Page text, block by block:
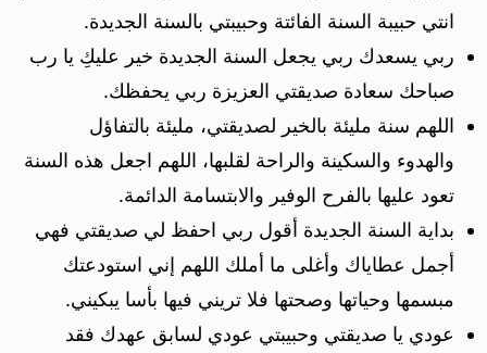
انتي حبيبة السنة الفائتة وحبيبتي بالسنة الجديدة.
ربي يسعدك ربي يجعل السنة الجديدة خير عليكِ يا رب
صباحك سعادة صديقتي العزيزة ربي يحفظك.
اللهم سنة مليئة بالخير لصديقتي، مليئة بالتفاؤل
والهدوء والسكينة والراحة لقلبها، اللهم اجعل هذه السنة
تعود عليها بالفرح الوفير والابتسامة الدائمة.
بداية السنة الجديدة أقول ربي احفظ لي صديقتي فهي
أجمل عطاياك وأغلى ما أملك اللهم إني استودعتك
مبسمها وحياتها وصحتها فلا تريني فيها بأسا يبكيني.
عودي يا صديقتي وحبيبتي عودي لسابق عهدك فقد